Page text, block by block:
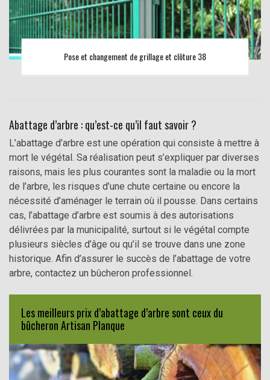
Pose et changement de grillage et clôture 38
Abattage d’arbre : qu’est-ce qu’il faut savoir ?
L’abattage d’arbre est une opération qui consiste à mettre à
mort le végétal. Sa réalisation peut s’expliquer par diverses
raisons, mais les plus courantes sont la maladie ou la mort
de l’arbre, les risques d’une chute certaine ou encore la
nécessité d’aménager le terrain où il pousse. Dans certains
cas, l’abattage d’arbre est soumis à des autorisations
délivrées par la municipalité, surtout si le végétal compte
plusieurs siècles d’âge ou qu’il se trouve dans une zone
historique. Afin d’assurer le succès de l’abattage de votre
arbre, contactez un bûcheron professionnel.
Les meilleurs prix d’abattage d’arbre sont ceux du
bûcheron Artisan Planque